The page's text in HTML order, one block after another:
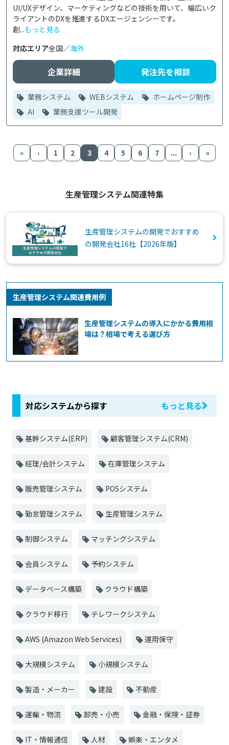
UI/UXデザイン、マーケティングなどの技術を用いて、幅広いク
ライアントのDXを推進するDXエージェンシーです。
創...もっと見る
対応エリア全国／海外
企業詳細 発注先を相談
業務システム WEBシステム
ホームページ制作
AI
業務支援ツール開発
« ‹ 1 2 3 4 5 6 7 ... › »
生産管理システム関連特集
生産管理システムの開発でおすすめ
の開発会社16社【2026年版】
生産管理システム関連費用例
生産管理システムの導入にかかる費用相
場は？相場で考える選び方
対応システムから探す もっと見る
基幹システム(ERP) 顧客管理システム(CRM)
経理/会計システム 在庫管理システム
販売管理システム POSシステム
勤怠管理システム 生産管理システム
制御システム マッチングシステム
会員システム 予約システム
データベース構築 クラウド構築
クラウド移行 テレワークシステム
AWS (Amazon Web Services) 運用保守
大規模システム 小規模システム
製造・メーカー 建設 不動産
運輸・物流 卸売・小売 金融・保険・証券
IT・情報通信 人材 娯楽・エンタメ